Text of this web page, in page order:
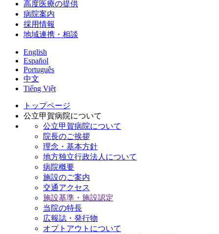
高度医療の提供
病院案内
採用情報
地域連携・相談
English
Español
Português
中文
Tiếng Việt
トップページ
公立甲賀病院について
公立甲賀病院について
院長のご挨拶
理念・基本方針
地方独立行政法人について
病院概要
施設のご案内
交通アクセス
施設基準・施設認定
当院の特長
広報誌・発行物
オプトアウトについて